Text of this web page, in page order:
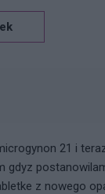
21 i
gdyz
z nowego